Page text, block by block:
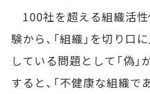
100社を超える組織活
験から、「組織」を切り口
している問題として「偽
すると、「不健康な組織で